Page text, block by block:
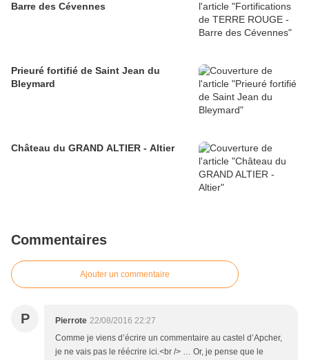
Barre des Cévennes
Prieuré fortifié de Saint Jean du
Bleymard
Château du GRAND ALTIER - Altier
Commentaires
Ajouter un commentaire
P Pierrote 22/08/2016 22:27
Comme je viens d’écrire un commentaire au castel d’Apcher,
je ne vais pas le réécrire ici.<br /> … Or, je pense que le